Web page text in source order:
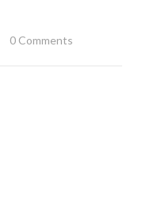
0 Comments